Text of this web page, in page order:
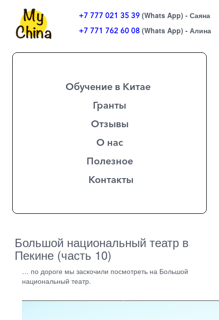
+7 777 021 35 39 (Whats App) - Саяна
+7 771 762 60 08 (Whats App) - Алина
Обучение в Китае
Гранты
Отзывы
О нас
Полезное
Контакты
Большой национальный театр в
Пекине (часть 10)
… по дороге мы заскочили посмотреть на Большой
национальный театр.